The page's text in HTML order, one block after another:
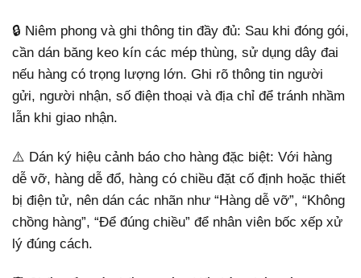
🔒 Niêm phong và ghi thông tin đầy đủ: Sau khi đóng gói,
cần dán băng keo kín các mép thùng, sử dụng dây đai
nếu hàng có trọng lượng lớn. Ghi rõ thông tin người
gửi, người nhận, số điện thoại và địa chỉ để tránh nhầm
lẫn khi giao nhận.
⚠️ Dán ký hiệu cảnh báo cho hàng đặc biệt: Với hàng
dễ vỡ, hàng dễ đổ, hàng có chiều đặt cố định hoặc thiết
bị điện tử, nên dán các nhãn như “Hàng dễ vỡ”, “Không
chồng hàng”, “Để đúng chiều” để nhân viên bốc xếp xử
lý đúng cách.